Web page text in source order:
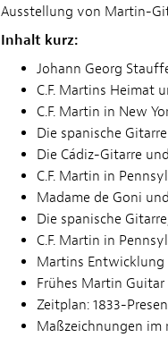
Ausstellung von Martin-
Inhalt kurz:
Johann Georg
C.F. Martins Heimat
C.F. Martin in New
Die spanische
Die Cádiz-Gitarre
C.F. Martin in
Madame de Goni
Die spanische
C.F. Martin in
Martins Entwicklung
Frühes Martin
Zeitplan: 1833-
Maßzeichnungen